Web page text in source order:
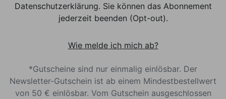
Datenschutzerklärung. Sie können das Abonnement
jederzeit beenden (Opt-out).
Wie melde ich mich ab?
*Gutscheine sind nur einmalig einlösbar. Der
Newsletter-Gutschein ist ab einem Mindestbestellwert
von 50 € einlösbar. Vom Gutschein ausgeschlossen